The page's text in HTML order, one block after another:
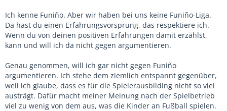
Ich kenne Funiño. Aber wir haben bei uns keine Funiño-Liga.
Da hast du einen Erfahrungsvorsprung, das respektiere ich.
Wenn du von deinen positiven Erfahrungen damit erzählst,
kann und will ich da nicht gegen argumentieren.
Genau genommen, will ich gar nicht gegen Funiño
argumentieren. Ich stehe dem ziemlich entspannt gegenüber,
weil ich glaube, dass es für die Spielerausbilding nicht so viel
austrägt. Dafür macht meiner Meinung nach der Spielbetrieb
viel zu wenig von dem aus, was die Kinder an Fußball spielen.